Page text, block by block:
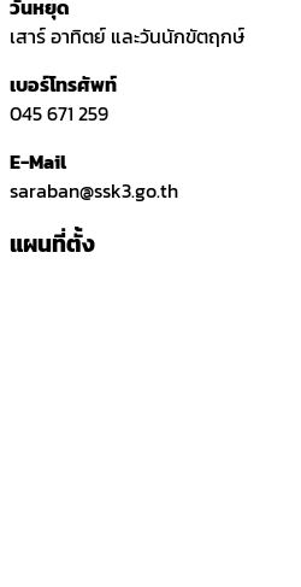
วันหยุด
เสาร์ อาทิตย์ และวันนักขัตฤกษ์
เบอร์โทรศัพท์
045 671 259
E-Mail
saraban@ssk3.go.th
แผนที่ตั้ง